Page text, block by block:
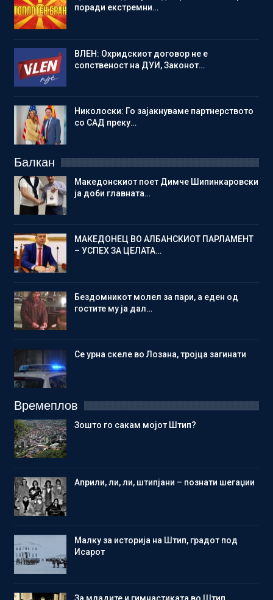
поради екстремни…
ВЛЕН: Охридскиот договор не е
сопственост на ДУИ, Законот…
Николоски: Го зајакнуваме партнерството
со САД преку…
Балкан
Македонскиот поет Димче Шипинкаровски
ја доби главната…
МАКЕДОНЕЦ ВО АЛБАНСКИОТ ПАРЛАМЕНТ
– УСПЕХ ЗА ЦЕЛАТА…
Бездомникот молел за пари, а еден од
гостите му ја дал…
Се урна скеле во Лозана, тројца загинати
Времеплов
Зошто го сакам мојот Штип?
Aприли, ли, ли, штипјани – познати шегаџии
Малку за историја на Штип, градот под
Исарот
Зa младите и гимнастиката во Штип